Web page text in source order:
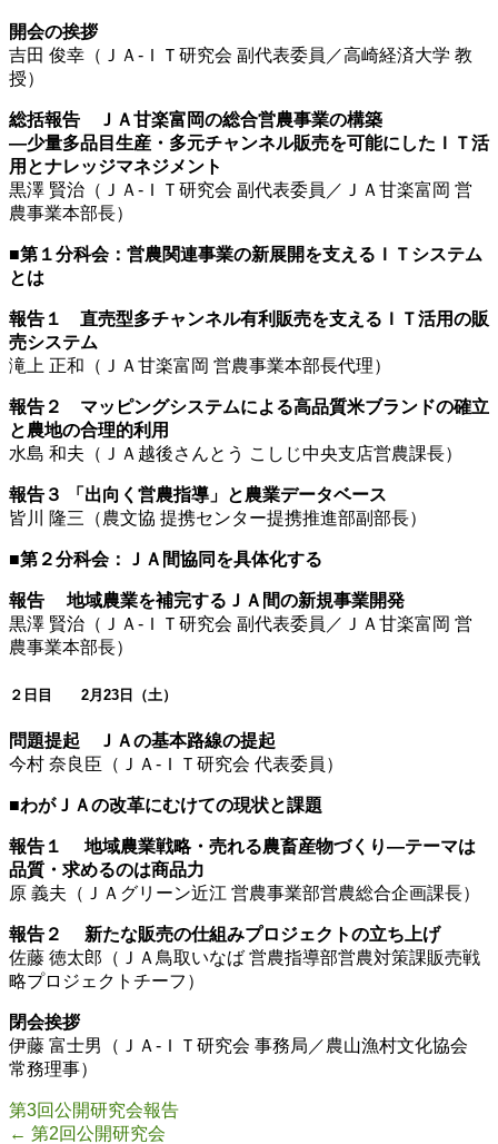
開会の挨拶
吉田 俊幸（ＪＡ-ＩＴ研究会 副代表委員／高崎経済大学 教
授）
総括報告 ＪＡ甘楽富岡の総合営農事業の構築
―少量多品目生産・多元チャンネル販売を可能にしたＩＴ活
用とナレッジマネジメント
黒澤 賢治（ＪＡ-ＩＴ研究会 副代表委員／ＪＡ甘楽富岡 営
農事業本部長）
■第１分科会：営農関連事業の新展開を支えるＩＴシステム
とは
報告１ 直売型多チャンネル有利販売を支えるＩＴ活用の販
売システム
滝上 正和（ＪＡ甘楽富岡 営農事業本部長代理）
報告２ マッピングシステムによる高品質米ブランドの確立
と農地の合理的利用
水島 和夫（ＪＡ越後さんとう こしじ中央支店営農課長）
報告３ 「出向く営農指導」と農業データベース
皆川 隆三（農文協 提携センター提携推進部副部長）
■第２分科会：ＪＡ間協同を具体化する
報告 地域農業を補完するＪＡ間の新規事業開発
黒澤 賢治（ＪＡ-ＩＴ研究会 副代表委員／ＪＡ甘楽富岡 営
農事業本部長）
２日目 2月23日（土）
問題提起 ＪＡの基本路線の提起
今村 奈良臣（ＪＡ-ＩＴ研究会 代表委員）
■わがＪＡの改革にむけての現状と課題
報告１ 地域農業戦略・売れる農畜産物づくり―テーマは
品質・求めるのは商品力
原 義夫（ＪＡグリーン近江 営農事業部営農総合企画課長）
報告２ 新たな販売の仕組みプロジェクトの立ち上げ
佐藤 徳太郎（ＪＡ鳥取いなば 営農指導部営農対策課販売戦
略プロジェクトチーフ）
閉会挨拶
伊藤 富士男（ＪＡ-ＩＴ研究会 事務局／農山漁村文化協会
常務理事）
第3回公開研究会報告
← 第2回公開研究会